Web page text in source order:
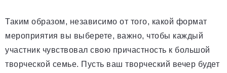
Таким образом, независимо от того, какой формат
мероприятия вы выберете, важно, чтобы каждый
участник чувствовал свою причастность к большой
творческой семье. Пусть ваш творческий вечер будет